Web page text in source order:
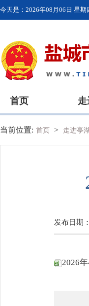
今天是： 2026年08月06日 星期
首页 走
当前位置: 首页 > 走进亭湖
发布日期
2026